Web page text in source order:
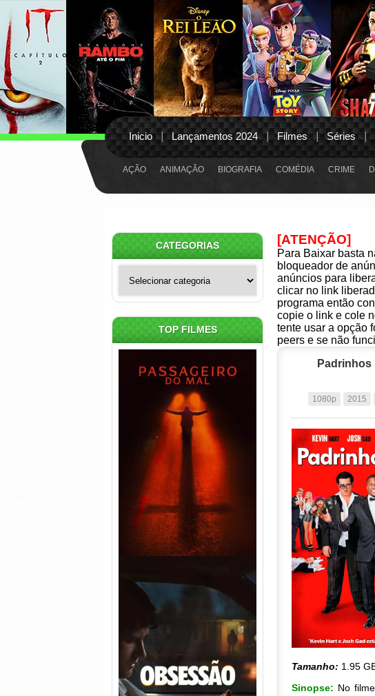
Inicio Lançamentos 2024 Filmes Séries
AÇÃO ANIMAÇÃO BIOGRAFIA COMÉDIA CRIME
[ATENÇÃO]
Para Baixar basta
bloqueador de
anúncios para
clicar no link
programa então
copie o link e cole
tente usar a opção
peers e se não
Padrinhos
1080p 2015
Tamanho: 1.95
Sinopse: No
CATEGORIAS
TOP FILMES
Passageiro do Mal Torrent
(2026) WEB-DL 1080p Dual
Áudio
Obsessão Torrent (2026)
WEB-DL 1080p/4K Dual
Áudio